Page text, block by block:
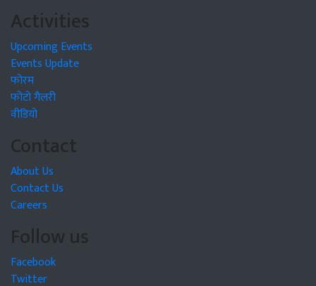
Activities
Upcoming Events
Events Update
फोरम
फोटो गैलरी
वीडियो
Contact
About Us
Contact Us
Careers
Follow us
Facebook
Twitter